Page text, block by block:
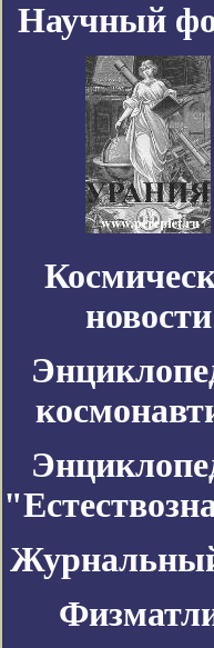
Научный
новости